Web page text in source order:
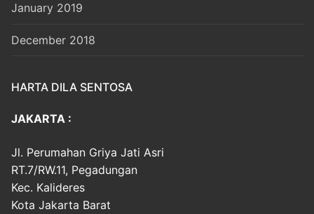
January 2019
December 2018
HARTA DILA SENTOSA
JAKARTA :
Jl. Perumahan Griya Jati Asri
RT.7/RW.11, Pegadungan
Kec. Kalideres
Kota Jakarta Barat